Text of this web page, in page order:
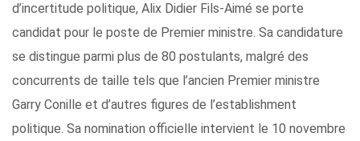
d’incertitude politique, Alix Didier Fils-Aimé se porte
candidat pour le poste de Premier ministre. Sa candidature
se distingue parmi plus de 80 postulants, malgré des
concurrents de taille tels que l’ancien Premier ministre
Garry Conille et d’autres figures de l’establishment
politique. Sa nomination officielle intervient le 10 novembre